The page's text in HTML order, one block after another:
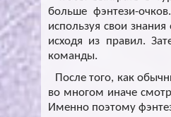
больше фэнтези-
используя свои
исходя из правил.
команды.
После того, как
во многом иначе
Именно поэтому